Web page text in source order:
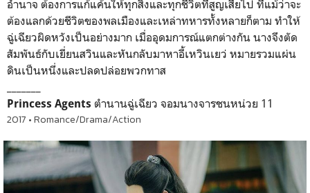
อำนาจ ต้องการแก้แค้นให้ทุกสิ่งและทุกชีวิตที่สูญเสียไป ที่แม้ว่าจะ
ต้องแลกด้วยชีวิตของพลเมืองและเหล่าทหารทั้งหลายก็ตาม ทำให้
ฉู่เฉียวผิดหวังเป็นอย่างมาก เมื่ออุดมการณ์แตกต่างกัน นางจึงตัด
สัมพันธ์กับเยี่ยนสวินและหันกลับมาหาอี้เหวินเยว่ หมายรวมแผ่น
ดินเป็นหนึ่งและปลดปล่อยพวกทาส
Princess Agents ตำนานฉู่เฉียว จอมนางจารชนหน่วย 11
2017 • Romance/Drama/Action